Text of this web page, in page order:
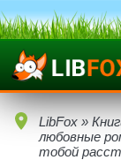
LibFox »
любовные
тобой